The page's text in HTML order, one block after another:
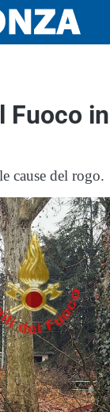
Fuoco in
cause del rogo.